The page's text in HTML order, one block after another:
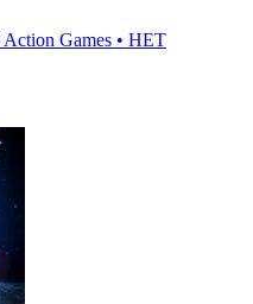
Games • НЕТ